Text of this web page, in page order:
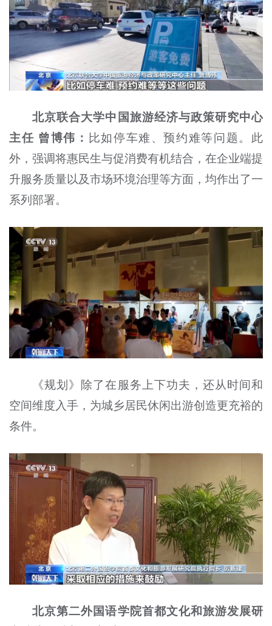
北京联合大学中国旅游经济与政策研究中心
主任 曾博伟： 比如停车难、预约难等问题。此
外，强调将惠民生与促消费有机结合，在企业端提
升服务质量以及市场环境治理等方面，均作出了一
系列部署。
《规划》除了在服务上下功夫，还从时间和
空间维度入手，为城乡居民休闲出游创造更充裕的
条件。
北京第二外国语学院首都文化和旅游发展研